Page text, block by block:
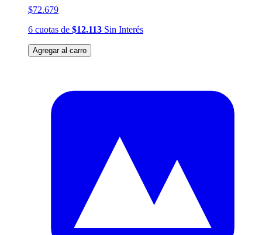
$72.679
6 cuotas de $12.113 Sin Interés
Agregar al carro